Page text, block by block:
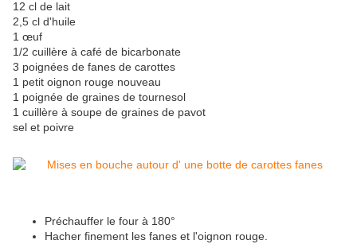
12 cl de lait
2,5 cl d'huile
1 œuf
1/2 cuillère à café de bicarbonate
3 poignées de fanes de carottes
1 petit oignon rouge nouveau
1 poignée de graines de tournesol
1 cuillère à soupe de graines de pavot
sel et poivre
Préchauffer le four à 180°
Hacher finement les fanes et l'oignon rouge.